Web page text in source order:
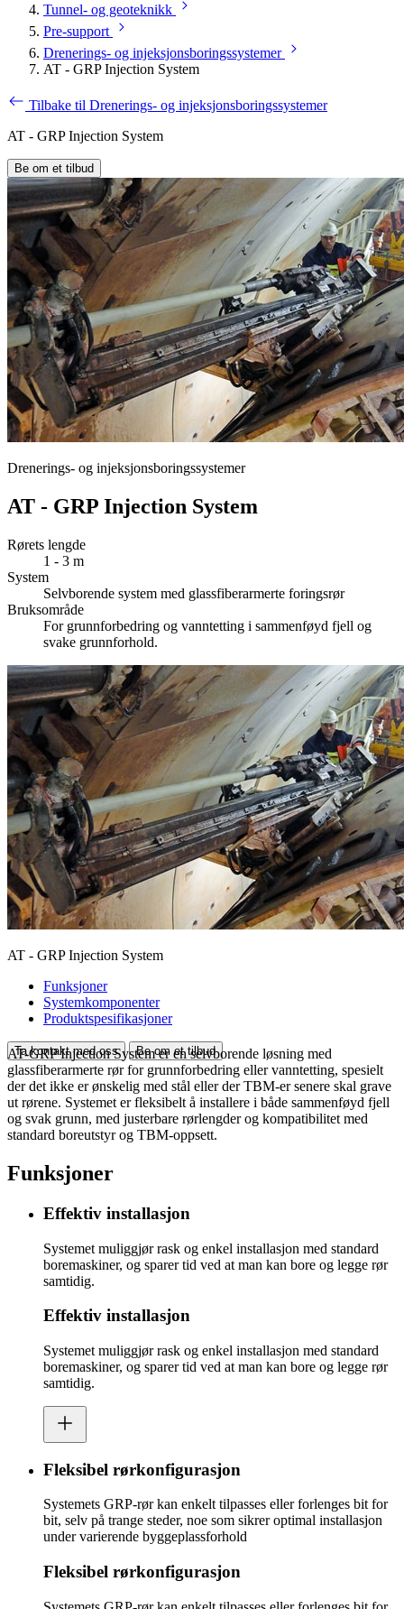
Tunnel- og geoteknikk
Pre-support
Drenerings- og injeksjonsboringssystemer
AT - GRP Injection System
Tilbake til Drenerings- og injeksjonsboringssystemer
AT - GRP Injection System
Be om et tilbud
Drenerings- og injeksjonsboringssystemer
AT - GRP Injection System
Rørets lengde
1 - 3 m
System
Selvborende system med glassfiberarmerte foringsrør
Bruksområde
For grunnforbedring og vanntetting i sammenføyd fjell og
svake grunnforhold.
AT - GRP Injection System
Funksjoner
Systemkomponenter
Produktspesifikasjoner
Ta kontakt med oss Be om et tilbud
AT-GRP Injection System er en selvborende løsning med
glassfiberarmerte rør for grunnforbedring eller vanntetting, spesielt
der det ikke er ønskelig med stål eller der TBM-er senere skal grave
ut rørene. Systemet er fleksibelt å installere i både sammenføyd fjell
og svak grunn, med justerbare rørlengder og kompatibilitet med
standard boreutstyr og TBM-oppsett.
Funksjoner
Effektiv installasjon
Systemet muliggjør rask og enkel installasjon med standard
boremaskiner, og sparer tid ved at man kan bore og legge rør
samtidig.
Effektiv installasjon
Systemet muliggjør rask og enkel installasjon med standard
boremaskiner, og sparer tid ved at man kan bore og legge rør
samtidig.
Fleksibel rørkonfigurasjon
Systemets GRP-rør kan enkelt tilpasses eller forlenges bit for
bit, selv på trange steder, noe som sikrer optimal installasjon
under varierende byggeplassforhold
Fleksibel rørkonfigurasjon